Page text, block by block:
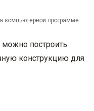
компьютерной программе.
построить
конструкцию для